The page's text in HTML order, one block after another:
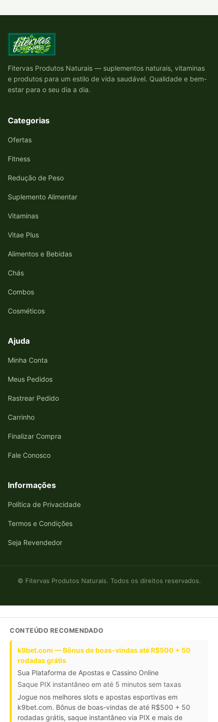
Fitervas Produtos Naturais — suplementos naturais, vitaminas
e produtos para um estilo de vida saudável. Qualidade e bem-
estar para o seu dia a dia.
Categorias
Ofertas
Fitness
Redução de Peso
Suplemento Alimentar
Vitaminas
Vitae Plus
Alimentos e Bebidas
Chás
Combos
Cosméticos
Ajuda
Minha Conta
Meus Pedidos
Rastrear Pedido
Carrinho
Finalizar Compra
Fale Conosco
Informações
Política de Privacidade
Termos e Condições
Seja Revendedor
© Fitervas Produtos Naturais. Todos os direitos reservados.
CONTEÚDO RECOMENDADO
k9bet.com — Bônus de boas-vindas até R$500 + 50
rodadas grátis
Sua Plataforma de Apostas e Cassino Online
Saque PIX instantâneo em até 5 minutos sem taxas
Jogue nos melhores slots e apostas esportivas em
k9bet.com. Bônus de boas-vindas de até R$500 + 50
rodadas grátis, saque instantâneo via PIX e mais de